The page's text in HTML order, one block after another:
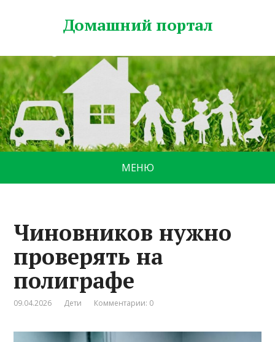
Домашний портал
МЕНЮ
Чиновников нужно
проверять на
полиграфе
09.04.2026 Дети Комментарии: 0